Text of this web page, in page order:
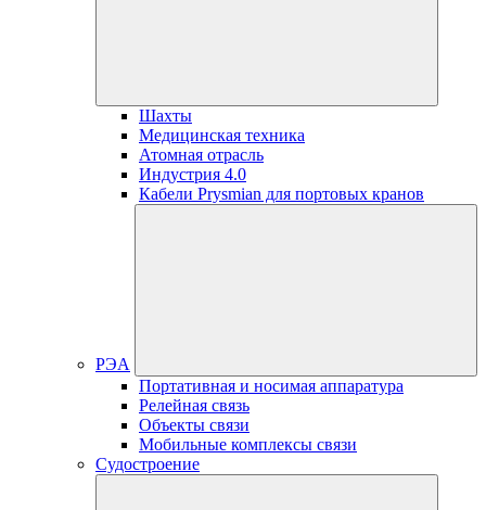
Шахты
Медицинская техника
Атомная отрасль
Индустрия 4.0
Кабели Prysmian для портовых кранов
РЭА
Портативная и носимая аппаратура
Релейная связь
Объекты связи
Мобильные комплексы связи
Судостроение